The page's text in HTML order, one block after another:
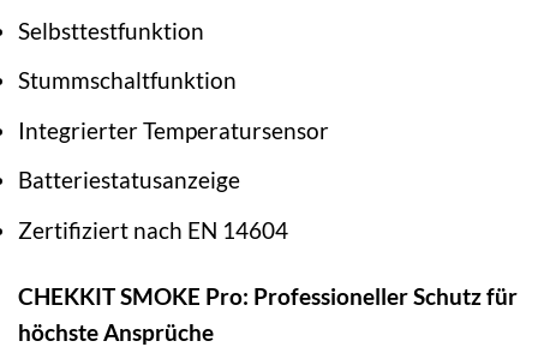
Selbsttestfunktion
Stummschaltfunktion
Integrierter Temperatursensor
Batteriestatusanzeige
Zertifiziert nach EN 14604
CHEKKIT SMOKE Pro: Professioneller Schutz für
höchste Ansprüche